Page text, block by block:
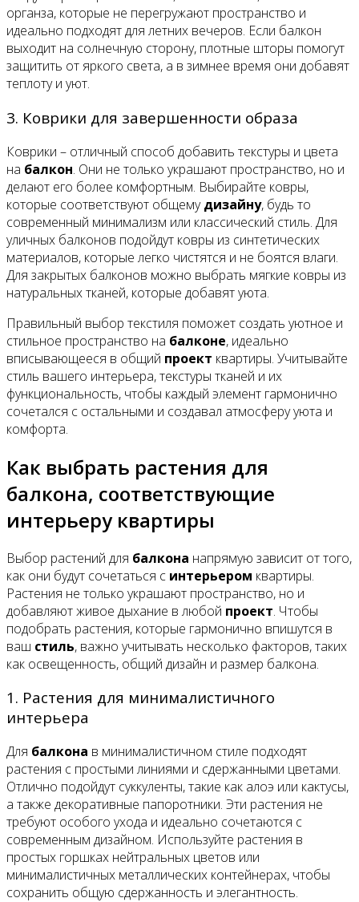
органза, которые не перегружают пространство и
идеально подходят для летних вечеров. Если балкон
выходит на солнечную сторону, плотные шторы помогут
защитить от яркого света, а в зимнее время они добавят
теплоту и уют.
3. Коврики для завершенности образа
Коврики – отличный способ добавить текстуры и цвета
на балкон. Они не только украшают пространство, но и
делают его более комфортным. Выбирайте ковры,
которые соответствуют общемудизайну, будь то
современный минимализм или классический стиль. Для
уличных балконов подойдут ковры из синтетических
материалов, которые легко чистятся и не боятся влаги.
Для закрытых балконов можно выбрать мягкие ковры из
натуральных тканей, которые добавят уюта.
Правильный выбор текстиля поможет создать уютное и
стильное пространство на балконе, идеально
вписывающееся в общий проект квартиры. Учитывайте
стиль вашего интерьера, текстуры тканей и их
функциональность, чтобы каждый элемент гармонично
сочетался с остальными и создавал атмосферу уюта и
комфорта.
Как выбрать растения для
балкона, соответствующие
интерьеру квартиры
Выбор растений для балкона напрямую зависит от того,
как они будут сочетаться с интерьером квартиры.
Растения не только украшают пространство, но и
добавляют живое дыхание в любой проект. Чтобы
подобрать растения, которые гармонично впишутся в
ваш стиль, важно учитывать несколько факторов, таких
как освещенность, общий дизайн и размер балкона.
1. Растения для минималистичного
интерьера
Для балкона в минималистичном стиле подходят
растения с простыми линиями и сдержанными цветами.
Отлично подойдут суккуленты, такие как алоэ или кактусы,
а также декоративные папоротники. Эти растения не
требуют особого ухода и идеально сочетаются с
современным дизайном. Используйте растения в
простых горшках нейтральных цветов или
минималистичных металлических контейнерах, чтобы
сохранить общую сдержанность и элегантность.